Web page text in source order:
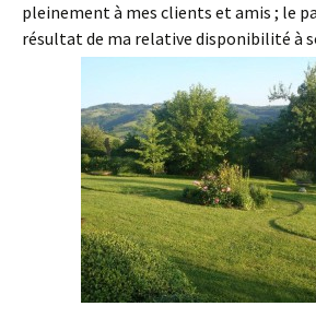
pleinement à mes clients et amis ; le
résultat de ma relative disponibilité à